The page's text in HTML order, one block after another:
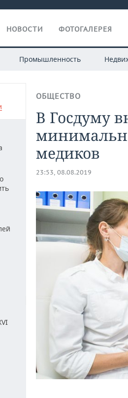
НОВОСТИ ФОТОГАЛЕРЕЯ
Промышленность
ОБЩЕСТВО
В Госдуму
медиков
23:53, 08.08.2019